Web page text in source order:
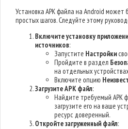
Установка APK файла на Android может
простых шагов. Следуйте этому
Включите установку
источников:
Запустите Настройки
Пройдите в раздел
на отдельных
Включите опцию
Загрузите APK файл:
Найдите требуемый APK
загрузите его на ваше
ресурс доверенный.
Откройте загруженный файл: